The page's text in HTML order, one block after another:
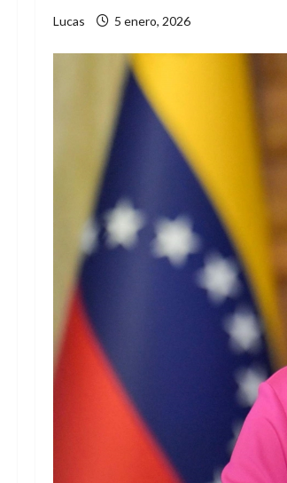
Lucas 5 enero, 2026